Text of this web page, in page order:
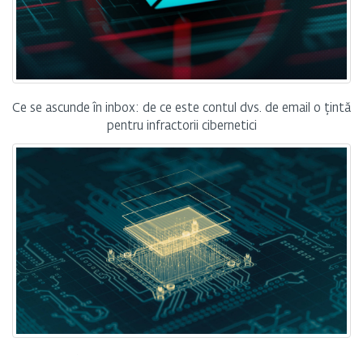
Ce se ascunde în inbox: de ce este contul dvs. de email o țintă
pentru infractorii cibernetici